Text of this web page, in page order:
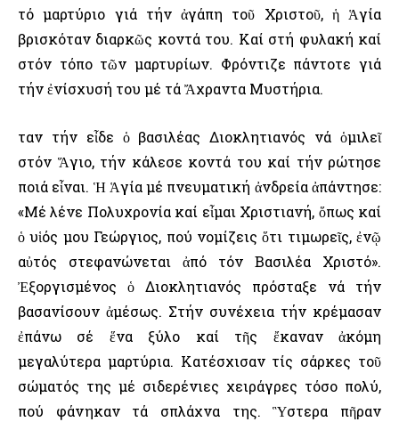
τό μαρτύριο γιά τήν ἀγάπη τοῦ Χριστοῦ, ἡ Ἁγία
βρισκόταν διαρκῶς κοντά του. Καί στή φυλακή καί
στόν τόπο τῶν μαρτυρίων. Φρόντιζε πάντοτε γιά
τήν ἐνίσχυσή του μέ τά Ἄχραντα Μυστήρια.
Ὅταν τήν εἶδε ὁ βασιλέας Διοκλητιανός νά ὁμιλεῖ
στόν Ἅγιο, τήν κάλεσε κοντά του καί τήν ρώτησε
ποιά εἶναι. Ἡ Ἁγία μέ πνευματική ἀνδρεία ἀπάντησε:
«Μέ λένε Πολυχρονία καί εἶμαι Χριστιανή, ὅπως καί
ὁ υἱός μου Γεώργιος, πού νομίζεις ὅτι τιμωρεῖς, ἐνῷ
αὐτός στεφανώνεται ἀπό τόν Βασιλέα Χριστό».
Ἐξοργισμένος ὁ Διοκλητιανός πρόσταξε νά τήν
βασανίσουν ἀμέσως. Στήν συνέχεια τήν κρέμασαν
ἐπάνω σέ ἕνα ξύλο καί τῆς ἔκαναν ἀκόμη
μεγαλύτερα μαρτύρια. Κατέσχισαν τίς σάρκες τοῦ
σώματός της μέ σιδερένιες χειράγρες τόσο πολύ,
πού φάνηκαν τά σπλάχνα της. Ὓστερα πῆραν